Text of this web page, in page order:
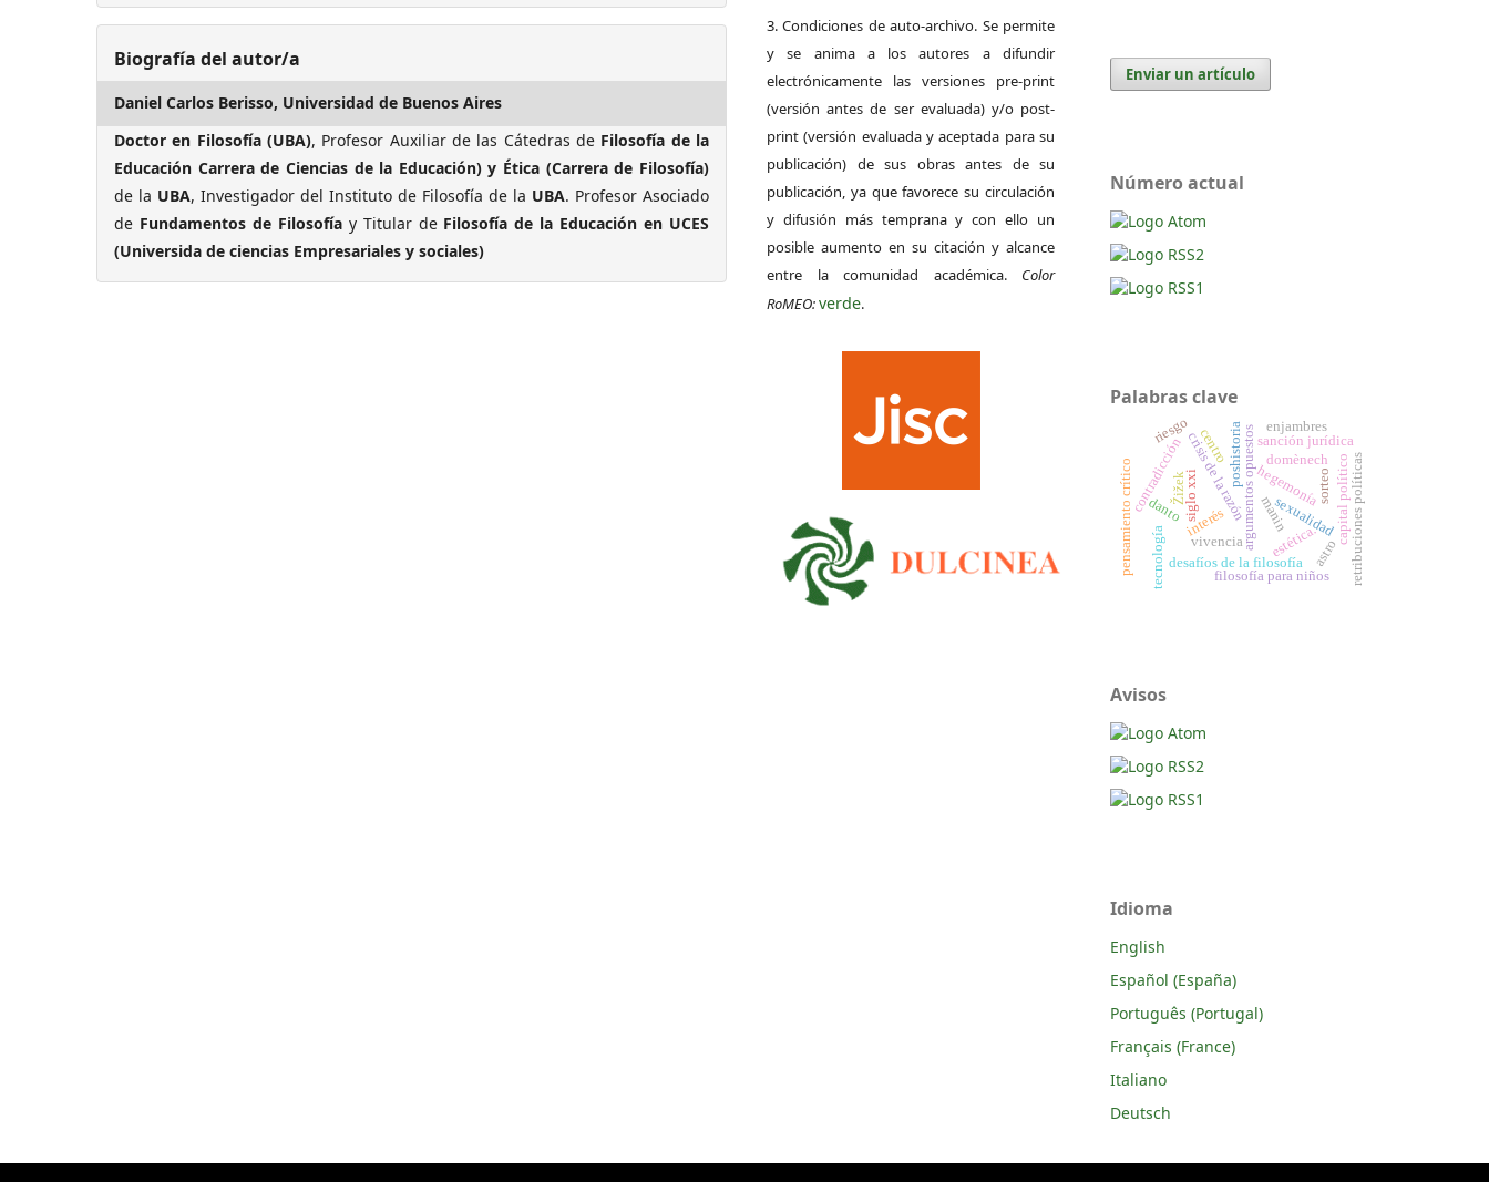
Biografía del autor/a
Daniel Carlos Berisso, Universidad de Buenos Aires
Doctor en Filosofía (UBA), Profesor Auxiliar de las Cátedras de Filosofía de la
Educación Carrera de Ciencias de la Educación) y Ética (Carrera de Filosofía)
de la UBA, Investigador del Instituto de Filosofía de la UBA. Profesor Asociado
de Fundamentos de Filosofíay Titular de Filosofía de la Educación en UCES
(Universida de ciencias Empresariales y sociales)
3. Condiciones de auto-archivo. Se permite
y se anima a los autores a difundir
electrónicamente las versiones pre-print
(versión antes de ser evaluada) y/o post-
print (versión evaluada y aceptada para su
publicación) de sus obras antes de su
publicación, ya que favorece su circulación
y difusión más temprana y con ello un
posible aumento en su citación y alcance
entre la comunidad académica. Color
RoMEO:verde.
Enviar un artículo
Número actual
Palabras clave
sexualidad
argumentos opuestos domènech
crisis de la razón
Žižek hegemonía
estética.
sanción jurídica
desafíos de la filosofía
siglo xxi
filosofía para niños
contradicción
interés
poshistoria
pensamiento crítico manin capital políticoretribuciones políticas
vivencia
tecnología astro
sorteo
riesgo centro enjambres
danto
Avisos
Idioma
English
Español (España)
Português (Portugal)
Français (France)
Italiano
Deutsch